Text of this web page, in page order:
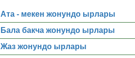
Ата - мекен жонундо ырлары
Бала бакча жонундо ырлары
Жаз жонундо ырлары